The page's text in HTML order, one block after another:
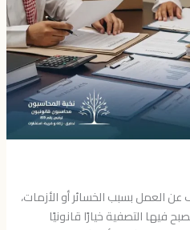
بسبب الخسائر أو الأزمات،
التصفية خيارًا قانونيًا